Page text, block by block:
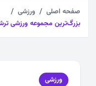
چندرسانه
فرهنگی
صفحه اصلی
ورزشی
بزرگ‌ترین مجموعه ورزشی
ورزشی